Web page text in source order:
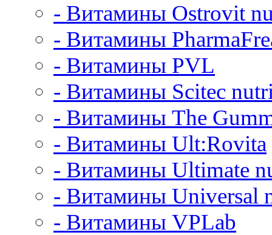
- Витамины Ostrovit
- Витамины
- Витамины PVL
- Витамины Scitec
- Витамины The
- Витамины Ult:Rovita
- Витамины Ultimate
- Витамины Universal
- Витамины VPLab